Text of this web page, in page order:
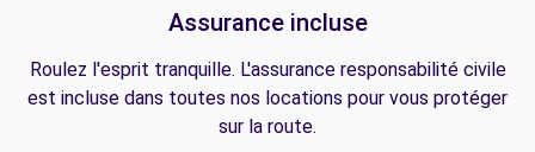
Assurance incluse
Roulez l'esprit tranquille. L'assurance responsabilité civile
est incluse dans toutes nos locations pour vous protéger
sur la route.